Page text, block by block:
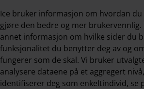
Ice bruker informasjon om hvordan
gjøre den bedre og mer
annet informasjon om hvilke sider du
funksjonalitet du benytter deg av og
fungerer som de skal. Vi bruker
analysere dataene på et aggregert
identifiserer deg som enkeltindivid, se